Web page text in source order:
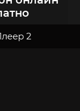
2